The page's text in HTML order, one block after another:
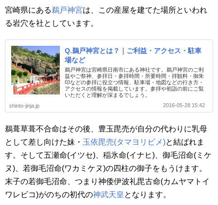
宮崎県にある鵜戸神宮は、この産屋を建てた場所といわれ
る岩穴を社としています。
Q.鵜戸神宮とは？｜ご利益・アクセス・駐車
場など
鵜戸神宮は宮崎県日南市にある神社です。鵜戸神宮のご利
益やご祭神、参拝日・参拝時間・所要時間・拝観料・御朱
印などの参拝に役立つ情報、駐車場・地図などの行き方・
アクセスの情報を掲載しています。参拝や初詣の前にご覧
いただくと理解が深まるでしょう。
shinto-jinja.jp
2016-05-28 15:42
鵜葺草葺不合命はその後、豊玉毘売が自分の代わりに乳母
として差し向けた妹・ 玉依毘売(タマヨリビメ)と結ばれま
す。そして五瀬命(イツセ)、稲氷命(イナヒ)、御毛沼命(ミケ
ヌ)、若御毛沼命(ワカミケヌ)の四柱の御子をもうけます。
末子の若御毛沼命、つまり神倭伊波礼毘古命(カムヤマトイ
ワレビコ)がのちの初代の神武天皇 となります。